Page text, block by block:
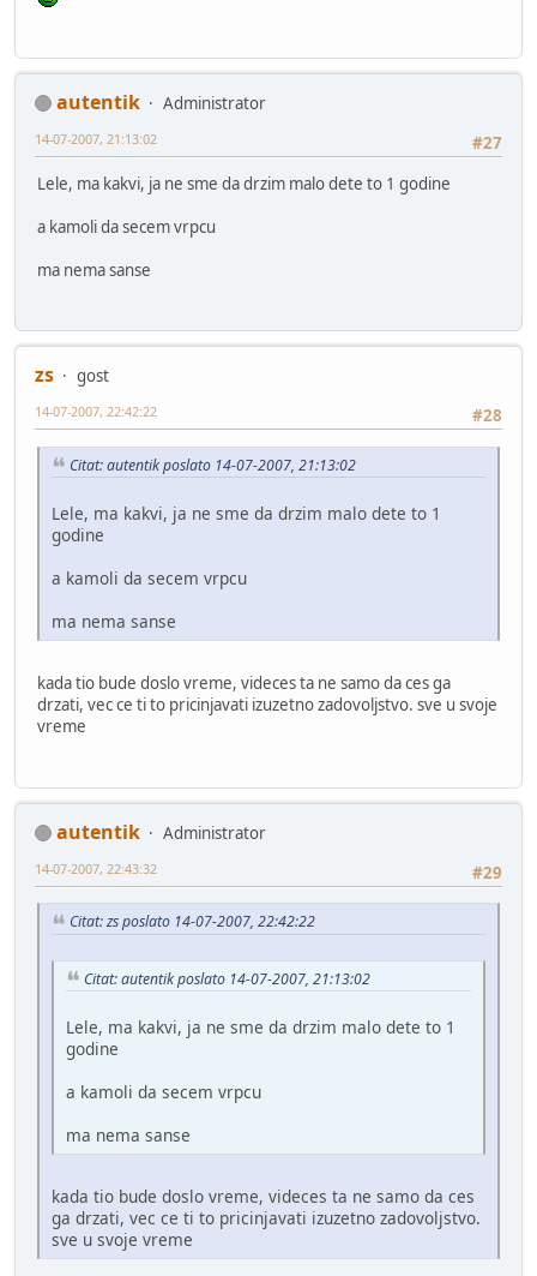
autentik
Administrator
#27
14-07-2007, 21:13:02
Lele, ma kakvi, ja ne sme da drzim malo dete to 1 godine
a kamoli da secem vrpcu
ma nema sanse
zs
gost
#28
14-07-2007, 22:42:22
Citat: autentik poslato 14-07-2007, 21:13:02
Lele, ma kakvi, ja ne sme da drzim malo dete to 1
godine
a kamoli da secem vrpcu
ma nema sanse
kada tio bude doslo vreme, videces ta ne samo da ces ga
drzati, vec ce ti to pricinjavati izuzetno zadovoljstvo. sve u svoje
vreme
autentik
Administrator
#29
14-07-2007, 22:43:32
Citat: zs poslato 14-07-2007, 22:42:22
Citat: autentik poslato 14-07-2007, 21:13:02
Lele, ma kakvi, ja ne sme da drzim malo dete to 1
godine
a kamoli da secem vrpcu
ma nema sanse
kada tio bude doslo vreme, videces ta ne samo da ces
ga drzati, vec ce ti to pricinjavati izuzetno zadovoljstvo.
sve u svoje vreme